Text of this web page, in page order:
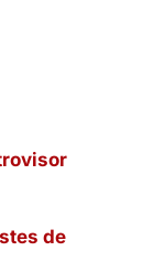
de